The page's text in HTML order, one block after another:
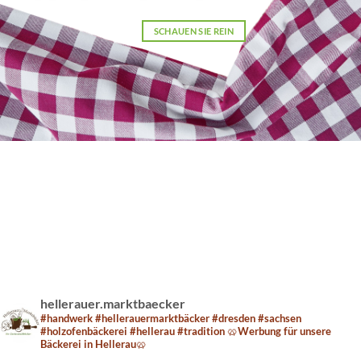
SCHAUEN SIE REIN
hellerauer.marktbaecker
#handwerk #hellerauermarktbäcker #dresden #sachsen
#holzofenbäckerei #hellerau #tradition 🥨Werbung für unsere
Bäckerei in Hellerau🥨